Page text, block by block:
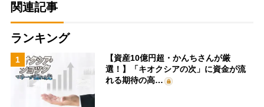
関連記事
ランキング
1
【資産10億円超・かんちさんが厳
選！】「キオクシアの次」に資金が流
れる期待の高…